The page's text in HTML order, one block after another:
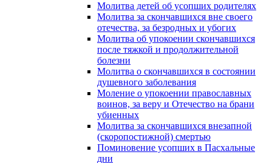
Молитва детей об усопших родителях
Молитва за скончавшихся вне своего
отечества, за безродных и убогих
Молитва об упокоении скончавшихся
после тяжкой и продолжительной
болезни
Молитва о скончавшихся в состоянии
душевного заболевания
Моление о упокоении православных
воинов, за веру и Отечество на брани
убиенных
Молитва за скончавшихся внезапной
(скоропостижной) смертью
Поминовение усопших в Пасхальные
дни